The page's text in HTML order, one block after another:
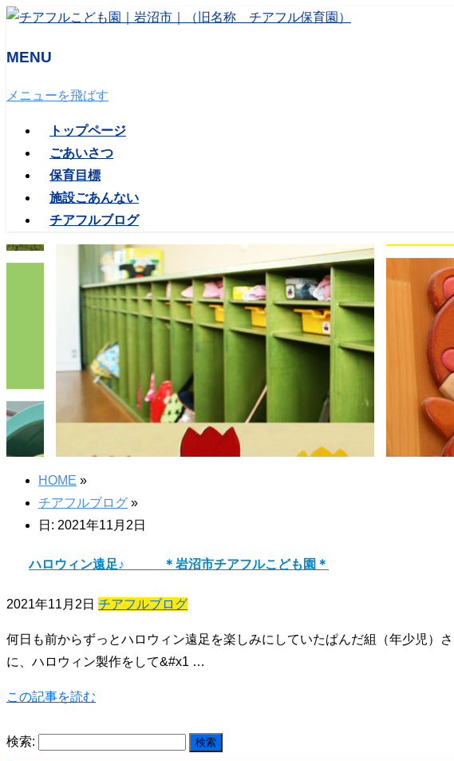
MENU
メニューを飛ばす
トップページ
ごあいさつ
保育目標
施設ごあんない
チアフルブログ
HOME »
チアフルブログ »
日: 2021年11月2日
ハロウィン遠足♪ ＊岩沼市チアフルこども園＊
2021年11月2日 チアフルブログ
何日も前からずっとハロウィン遠足を楽しみにしていたぱんだ組（年少児
に、ハロウィン製作をして&#x1 …
この記事を読む
検索: